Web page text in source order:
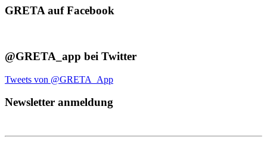
GRETA auf Facebook
@GRETA_app bei Twitter
Tweets von @GRETA_App
Newsletter anmeldung